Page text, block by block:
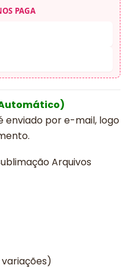
PAGA
enviado por e-mail, logo
Arquivos